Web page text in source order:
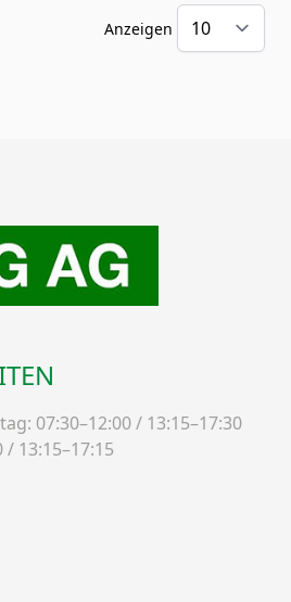
Anzeigen
07:30–12:00 / 13:15–17:30
/ 13:15–17:15